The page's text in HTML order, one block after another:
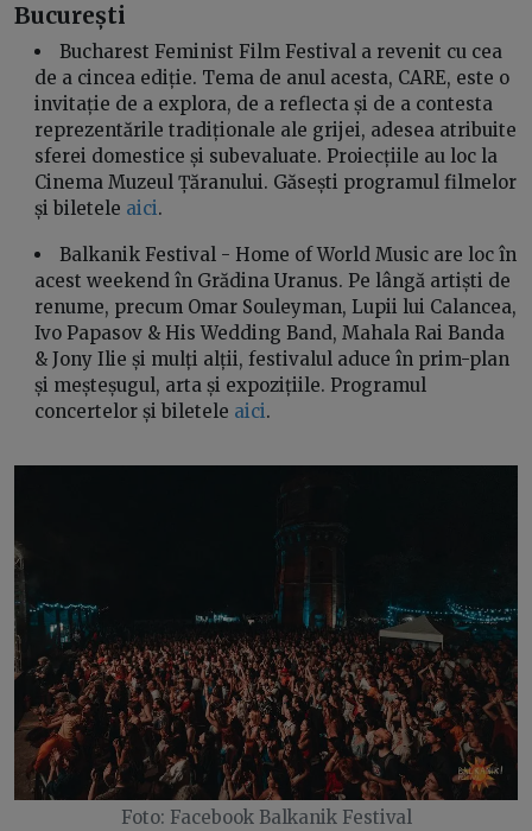
București
Bucharest Feminist Film Festival a revenit cu cea
de a cincea ediție. Tema de anul acesta, CARE, este o
invitație de a explora, de a reflecta și de a contesta
reprezentările tradiționale ale grijei, adesea atribuite
sferei domestice și subevaluate. Proiecțiile au loc la
Cinema Muzeul Țăranului. Găsești programul filmelor
și biletele aici.
Balkanik Festival - Home of World Music are loc în
acest weekend în Grădina Uranus. Pe lângă artiști de
renume, precum Omar Souleyman, Lupii lui Calancea,
Ivo Papasov & His Wedding Band, Mahala Rai Banda
& Jony Ilie și mulți alții, festivalul aduce în prim-plan
și meșteșugul, arta și expozițiile. Programul
concertelor și biletele aici.
Foto: Facebook Balkanik Festival